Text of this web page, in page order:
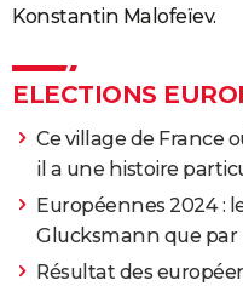
Konstantin Malofeïev.
ELECTIONS
Ce village de France
il a une histoire
Européennes 2024 :
Glucksmann que par
Résultat des